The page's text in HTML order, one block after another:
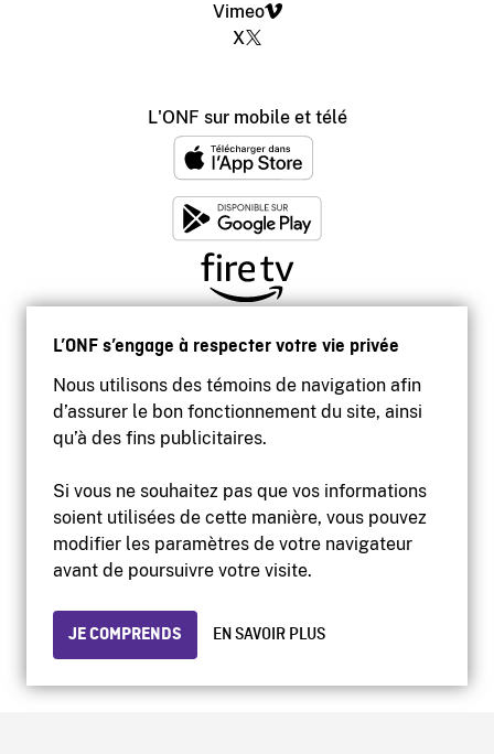
L’ONF s’engage à respecter votre vie privée
Nous utilisons des témoins de navigation afin
d’assurer le bon fonctionnement du site, ainsi
qu’à des fins publicitaires.
Si vous ne souhaitez pas que vos informations
soient utilisées de cette manière, vous pouvez
modifier les paramètres de votre navigateur
avant de poursuivre votre visite.
JE COMPRENDS EN SAVOIR PLUS
Vimeo
X
L'ONF sur mobile et télé
Accessibilité
Site institutionnel
Protection des renseignements personnels
© 2026 Office national du film du Canada